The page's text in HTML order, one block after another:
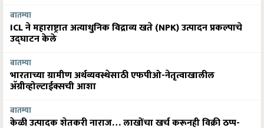
बातम्या
ICL ने महाराष्ट्रात अत्याधुनिक विद्राव्य खते (NPK) उत्पादन प्रकल्पाचे
उद्घाटन केले
बातम्या
भारताच्या ग्रामीण अर्थव्यवस्थेसाठी एफपीओ-नेतृत्वाखालील
अ‍ॅग्रीव्होल्टाईक्सची आशा
बातम्या
केळी उत्पादक शेतकरी नाराज… लाखोंचा खर्च करूनही विक्री ठप्प-